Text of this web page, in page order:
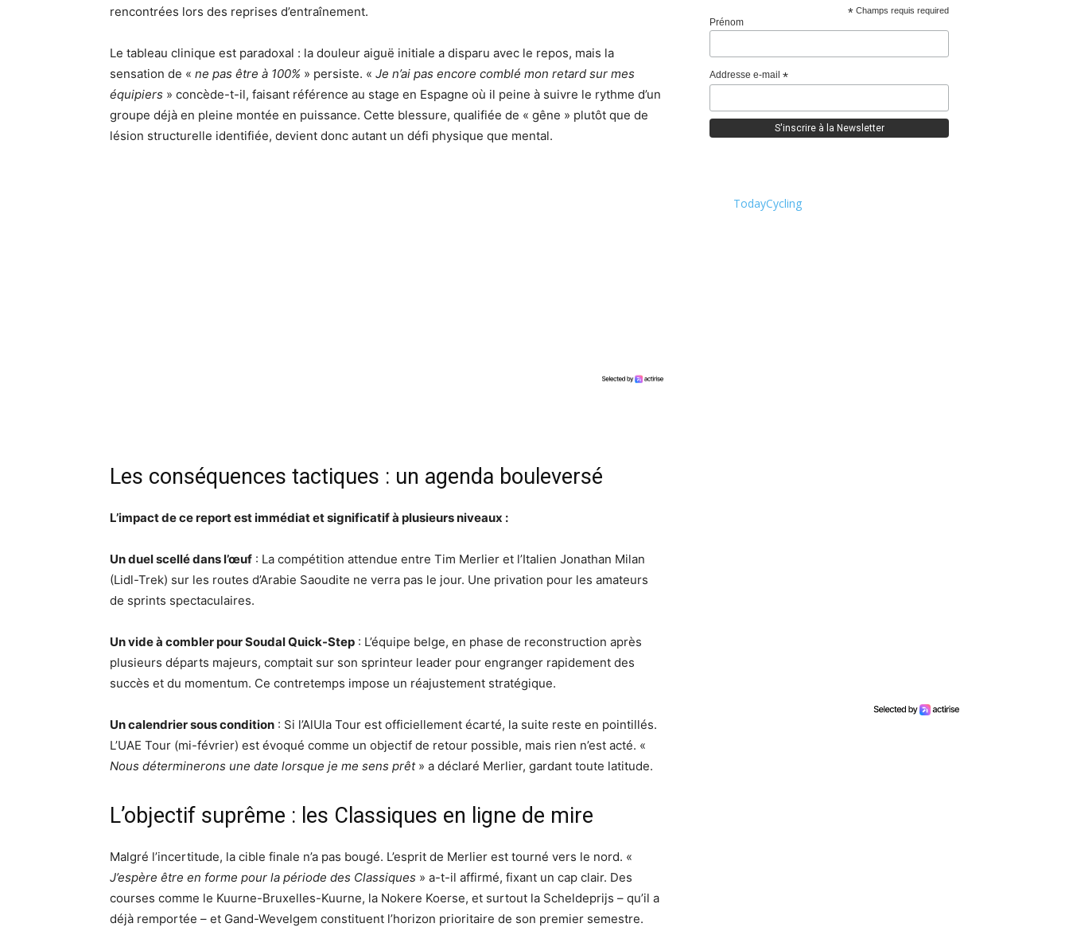
rencontrées lors des reprises d’entraînement.
Le tableau clinique est paradoxal : la douleur aiguë initiale a disparu avec le repos, mais la
sensation de « ne pas être à 100% » persiste. « Je n’ai pas encore comblé mon retard sur mes
équipiers » concède-t-il, faisant référence au stage en Espagne où il peine à suivre le rythme d’un
groupe déjà en pleine montée en puissance. Cette blessure, qualifiée de « gêne » plutôt que de
lésion structurelle identifiée, devient donc autant un défi physique que mental.
Les conséquences tactiques : un agenda bouleversé
L’impact de ce report est immédiat et significatif à plusieurs niveaux :
Un duel scellé dans l’œuf : La compétition attendue entre Tim Merlier et l’Italien Jonathan Milan
(Lidl-Trek) sur les routes d’Arabie Saoudite ne verra pas le jour. Une privation pour les amateurs
de sprints spectaculaires.
Un vide à combler pour Soudal Quick-Step : L’équipe belge, en phase de reconstruction après
plusieurs départs majeurs, comptait sur son sprinteur leader pour engranger rapidement des
succès et du momentum. Ce contretemps impose un réajustement stratégique.
Un calendrier sous condition : Si l’AlUla Tour est officiellement écarté, la suite reste en pointillés.
L’UAE Tour (mi-février) est évoqué comme un objectif de retour possible, mais rien n’est acté. «
Nous déterminerons une date lorsque je me sens prêt» a déclaré Merlier, gardant toute latitude.
L’objectif suprême : les Classiques en ligne de mire
Malgré l’incertitude, la cible finale n’a pas bougé. L’esprit de Merlier est tourné vers le nord. «
J’espère être en forme pour la période des Classiques » a-t-il affirmé, fixant un cap clair. Des
courses comme le Kuurne-Bruxelles-Kuurne, la Nokere Koerse, et surtout la Scheldeprijs – qu’il a
déjà remportée – et Gand-Wevelgem constituent l’horizon prioritaire de son premier semestre.
* Champs requis required
Prénom
Addresse e-mail *
TodayCycling